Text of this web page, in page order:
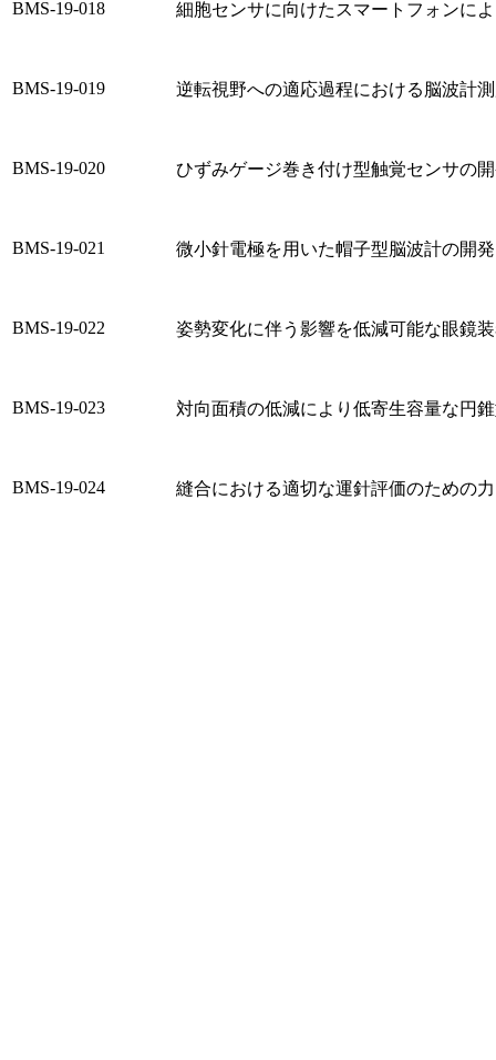
BMS-19-018 細胞センサに向けたスマートフォンに
BMS-19-019 逆転視野への適応過程における脳波計
BMS-19-020 ひずみゲージ巻き付け型触覚センサの
BMS-19-021 微小針電極を用いた帽子型脳波計の開発
BMS-19-022 姿勢変化に伴う影響を低減可能な眼鏡
BMS-19-023 対向面積の低減により低寄生容量な円
BMS-19-024 縫合における適切な運針評価のための